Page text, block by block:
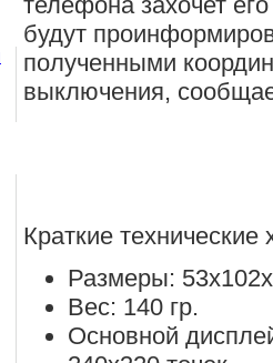
будут
полученными
выключения,
Краткие технические
Размеры:
Вес: 140 гр.
Основной